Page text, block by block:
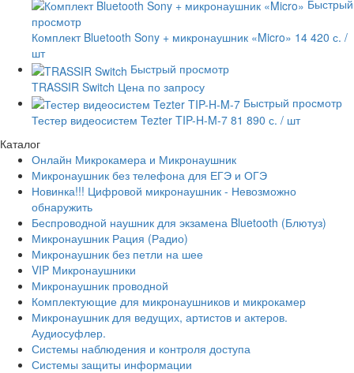
Быстрый
просмотр
Комплект Bluetooth Sony + микронаушник «Micro» 14 420 с. /
шт
Быстрый просмотр
TRASSIR Switch Цена по запросу
Быстрый просмотр
Тестер видеосистем Tezter TIP-H-M-7 81 890 с. / шт
Каталог
Онлайн Микрокамера и Микронаушник
Микронаушник без телефона для ЕГЭ и ОГЭ
Новинка!!! Цифровой микронаушник - Невозможно
обнаружить
Беспроводной наушник для экзамена Bluetooth (Блютуз)
Микронаушник Рация (Радио)
Микронаушник без петли на шее
VIP Микронаушники
Микронаушник проводной
Комплектующие для микронаушников и микрокамер
Микронаушник для ведущих, артистов и актеров.
Аудиосуфлер.
Системы наблюдения и контроля доступа
Системы защиты информации